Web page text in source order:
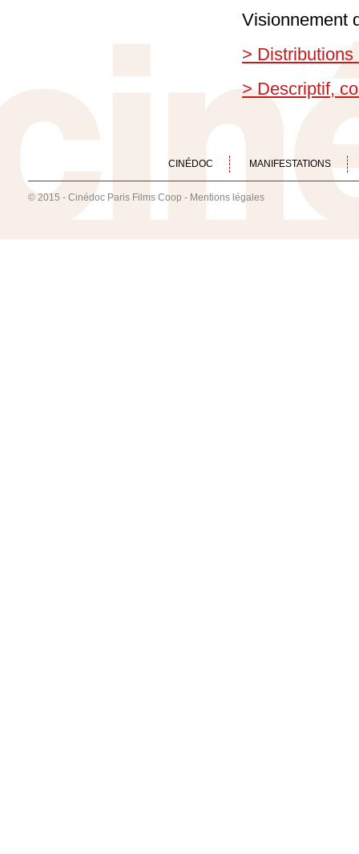
Visionnement
> Distributions
> Descriptif,
CINÉDOC MANIFESTATIONS
© 2015 - Cinédoc Paris Films Coop - Mentions légales